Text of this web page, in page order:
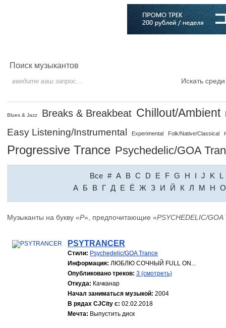
Поиск музыкантов
Искать
Blues & Jazz Breaks & Breakbeat Chillout/Ambient
Easy Listening/Instrumental Experimental Folk/Native/Classical
Progressive Trance Psychedelic/GOA
Все # A B C D E F G H I J K
L
A Б В Г Д Е Ё Ж З И Й К Л М Н О
Музыканты на букву «P», предпочитающие «PSYCHEDELIC/GOA
PSYTRANCER
Стили: Psychedelic/GOA Trance
Информация: ЛЮБЛЮ СОЧНЫЙ FULL ON...
Опубликовано треков: 3 (смотреть)
Откуда: Качканар
Начал заниматься музыкой: 2004
В рядах CJCity с: 02.02.2018
Мечта: Выпустить диск